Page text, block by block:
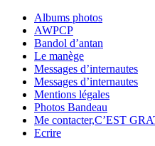
Albums photos
AWPCP
Bandol d’antan
Le manège
Messages d’internautes
Messages d’internautes
Mentions légales
Photos Bandeau
Me contacter,C’EST
Ecrire